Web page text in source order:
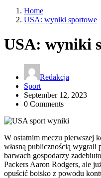
Home
USA: wyniki sportowe
USA: wyniki
Redakcja
Sport
September 12, 2023
0 Comments
W ostatnim meczu pierwszej
własną publicznością
barwach gospodarzy
Packers Aaron Rodgers, ale
opuścić boisko z powodu